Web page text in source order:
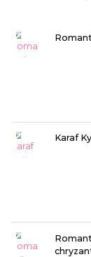
Karaf